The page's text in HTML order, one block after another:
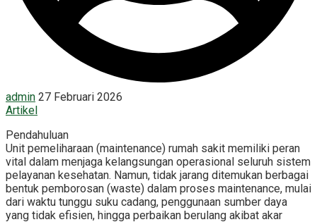
admin 27 Februari 2026
Artikel
Pendahuluan
Unit pemeliharaan (maintenance) rumah sakit memiliki peran
vital dalam menjaga kelangsungan operasional seluruh sistem
pelayanan kesehatan. Namun, tidak jarang ditemukan berbagai
bentuk pemborosan (waste) dalam proses maintenance, mulai
dari waktu tunggu suku cadang, penggunaan sumber daya
yang tidak efisien, hingga perbaikan berulang akibat akar